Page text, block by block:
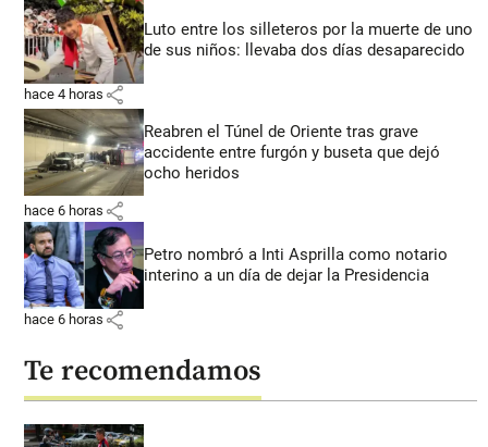
Luto entre los silleteros por la muerte de uno
de sus niños: llevaba dos días desaparecido
hace 4 horas share
Reabren el Túnel de Oriente tras grave
accidente entre furgón y buseta que dejó
ocho heridos
hace 6 horas share
Petro nombró a Inti Asprilla como notario
interino a un día de dejar la Presidencia
hace 6 horas share
Te recomendamos